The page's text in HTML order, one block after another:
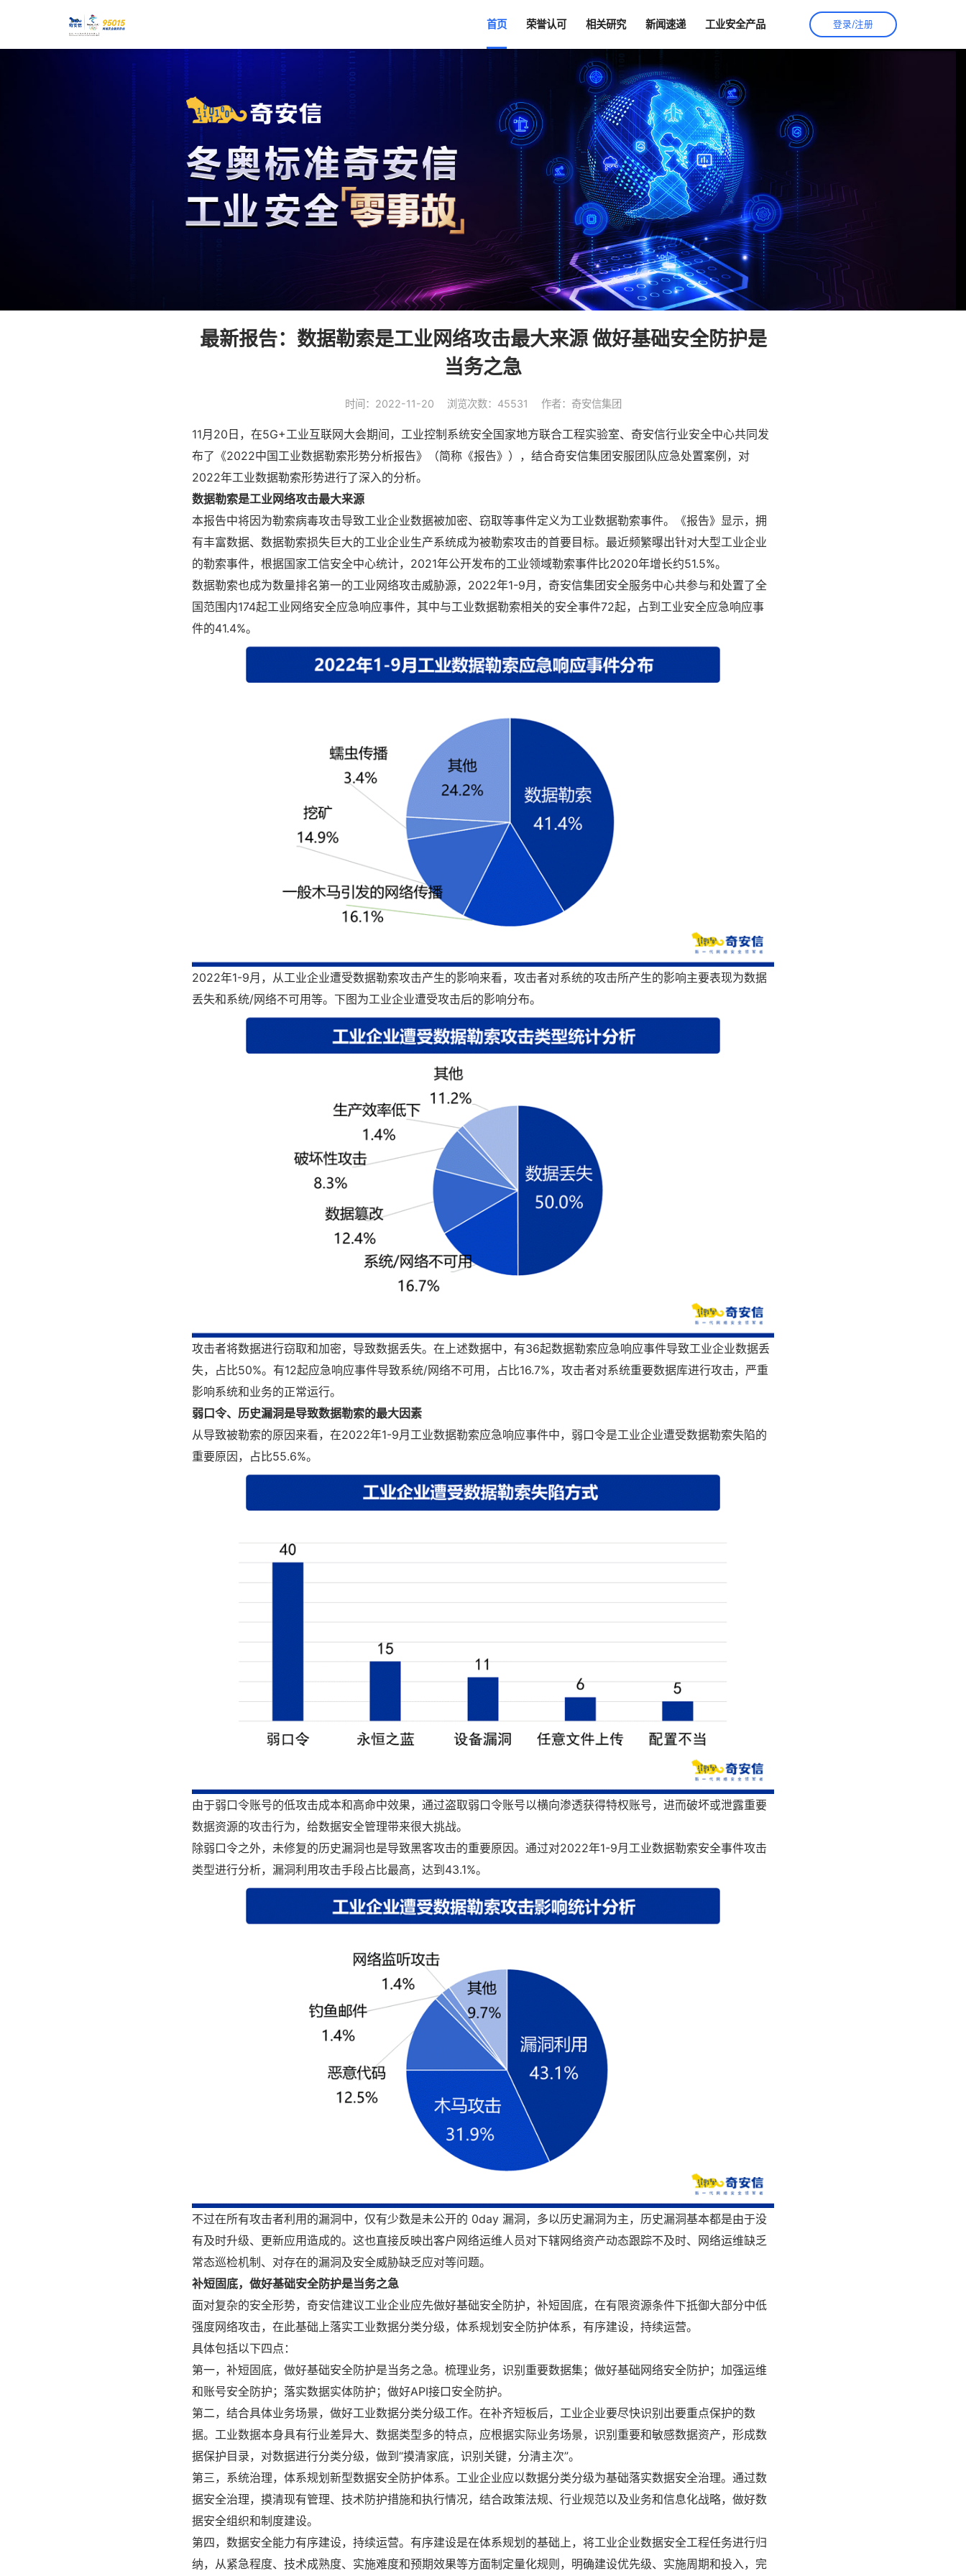
首页 荣誉认可 相关研究 新闻速递 工业安全产品 登录/注册
最新报告：数据勒索是工业网络攻击最大来源 做好基础安全防护是
当务之急
时间：2022-11-20 浏览次数：45531 作者：奇安信集团
11月20日，在5G+工业互联网大会期间，工业控制系统安全国家地方联合工程实验室、奇安信行业安全中心共同发
布了《2022中国工业数据勒索形势分析报告》（简称《报告》），结合奇安信集团安服团队应急处置案例，对
2022年工业数据勒索形势进行了深入的分析。
数据勒索是工业网络攻击最大来源
本报告中将因为勒索病毒攻击导致工业企业数据被加密、窃取等事件定义为工业数据勒索事件。《报告》显示，拥
有丰富数据、数据勒索损失巨大的工业企业生产系统成为被勒索攻击的首要目标。最近频繁曝出针对大型工业企业
的勒索事件，根据国家工信安全中心统计，2021年公开发布的工业领域勒索事件比2020年增长约51.5%。
数据勒索也成为数量排名第一的工业网络攻击威胁源，2022年1-9月，奇安信集团安全服务中心共参与和处置了全
国范围内174起工业网络安全应急响应事件，其中与工业数据勒索相关的安全事件72起，占到工业安全应急响应事
件的41.4%。
2022年1-9月，从工业企业遭受数据勒索攻击产生的影响来看，攻击者对系统的攻击所产生的影响主要表现为数据
丢失和系统/网络不可用等。下图为工业企业遭受攻击后的影响分布。
攻击者将数据进行窃取和加密，导致数据丢失。在上述数据中，有36起数据勒索应急响应事件导致工业企业数据丢
失，占比50%。有12起应急响应事件导致系统/网络不可用，占比16.7%，攻击者对系统重要数据库进行攻击，严重
影响系统和业务的正常运行。
弱口令、历史漏洞是导致数据勒索的最大因素
从导致被勒索的原因来看，在2022年1-9月工业数据勒索应急响应事件中，弱口令是工业企业遭受数据勒索失陷的
重要原因，占比55.6%。
由于弱口令账号的低攻击成本和高命中效果，通过盗取弱口令账号以横向渗透获得特权账号，进而破坏或泄露重要
数据资源的攻击行为，给数据安全管理带来很大挑战。
除弱口令之外，未修复的历史漏洞也是导致黑客攻击的重要原因。通过对2022年1-9月工业数据勒索安全事件攻击
类型进行分析，漏洞利用攻击手段占比最高，达到43.1%。
不过在所有攻击者利用的漏洞中，仅有少数是未公开的 0day 漏洞，多以历史漏洞为主，历史漏洞基本都是由于没
有及时升级、更新应用造成的。这也直接反映出客户网络运维人员对下辖网络资产动态跟踪不及时、网络运维缺乏
常态巡检机制、对存在的漏洞及安全威胁缺乏应对等问题。
补短固底，做好基础安全防护是当务之急
面对复杂的安全形势，奇安信建议工业企业应先做好基础安全防护，补短固底，在有限资源条件下抵御大部分中低
强度网络攻击，在此基础上落实工业数据分类分级，体系规划安全防护体系，有序建设，持续运营。
具体包括以下四点：
第一，补短固底，做好基础安全防护是当务之急。梳理业务，识别重要数据集；做好基础网络安全防护；加强运维
和账号安全防护；落实数据实体防护；做好API接口安全防护。
第二，结合具体业务场景，做好工业数据分类分级工作。在补齐短板后，工业企业要尽快识别出要重点保护的数
据。工业数据本身具有行业差异大、数据类型多的特点，应根据实际业务场景，识别重要和敏感数据资产，形成数
据保护目录，对数据进行分类分级，做到“摸清家底，识别关键，分清主次”。
第三，系统治理，体系规划新型数据安全防护体系。工业企业应以数据分类分级为基础落实数据安全治理。通过数
据安全治理，摸清现有管理、技术防护措施和执行情况，结合政策法规、行业规范以及业务和信息化战略，做好数
据安全组织和制度建设。
第四，数据安全能力有序建设，持续运营。有序建设是在体系规划的基础上，将工业企业数据安全工程任务进行归
纳，从紧急程度、技术成熟度、实施难度和预期效果等方面制定量化规则，明确建设优先级、实施周期和投入，完